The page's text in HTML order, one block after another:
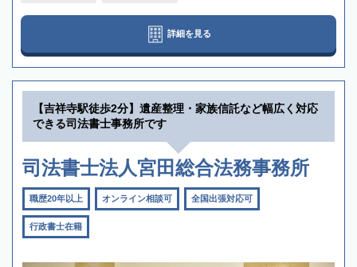
詳細を見る
【吉祥寺駅徒歩2分】遺産整理・家族信託など幅広く対応
できる司法書士事務所です
司法書士法人宮田総合法務事務所
職歴20年以上 オンライン相談可 全国出張対応可
行政書士在籍